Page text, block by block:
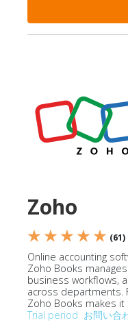
Zoho
★ ★ ★ ★ ★ (61)
Online accounting
Zoho Books
business workflows,
across departments.
Zoho Books makes it
Trial period お問い合